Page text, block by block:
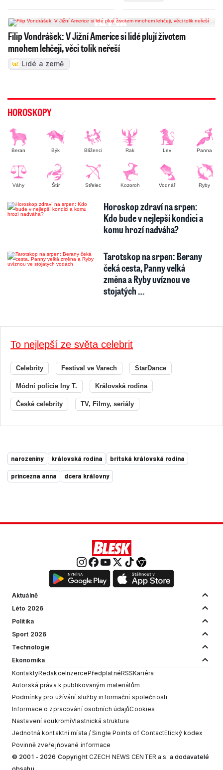
Filip Vondrášek: V Jižní Americe si lidé plují životem
mnohem lehčeji, věci tolik neřeší
Lidé a země
HOROSKOPY
Beran Býk Blíženci Rak Lev Panna
Váhy Štír Střelec Kozoroh Vodnář Ryby
Horoskop zdraví na srpen:
Kdo bude v nejlepší kondici a
komu hrozí nadváha?
Tarotskop na srpen: Berany
čeká cesta, Panny velká
změna a Ryby uvíznou ve
stojatých …
To nejlepší ze světa celebrit
Celebrity Festival ve Varech StarDance
Módní policie Iny T. Královská rodina
České celebrity TV, Filmy, seriály
narozeniny královská rodina britská královská rodina
princezna anna dcera královny
Aktuálně
Léto 2026
Politika
Sport 2026
Technologie
Ekonomika
KontaktyRedakceInzercePředplatnéRSSKariéra
Autorská práva k publikovaným materiálům
Podmínky pro užívání služby informační společnosti
Informace o zpracování osobních údajůCookies
Nastavení soukromíVlastnická struktura
Jednotná kontaktní místa / Single Points of ContactEtický kodex
Povinně zveřejňované informace
© 2001 - 2026 Copyright CZECH NEWS CENTER a.s. a dodavatelé